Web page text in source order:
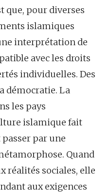
que, pour diverses
islamiques
interprétation de
avec les droits
individuelles. Des
démocratie. La
les pays
islamique fait
par une
Quand
réalités sociales, elle
aux exigences